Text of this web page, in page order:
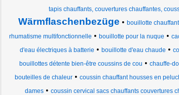
tapis chauffants, couvertures chauffantes,
Wärmflaschenbezüge • bouillotte
rhumatisme multifonctionnelle • bouillotte pour la nuque •
d'eau électriques à batterie • bouillotte d'eau chaude •
bouillottes détente bien-être coussins de cou • chauffe-
bouteilles de chaleur• coussin chauffant housses en
dames • coussin cervical sacs chauffants couvertures